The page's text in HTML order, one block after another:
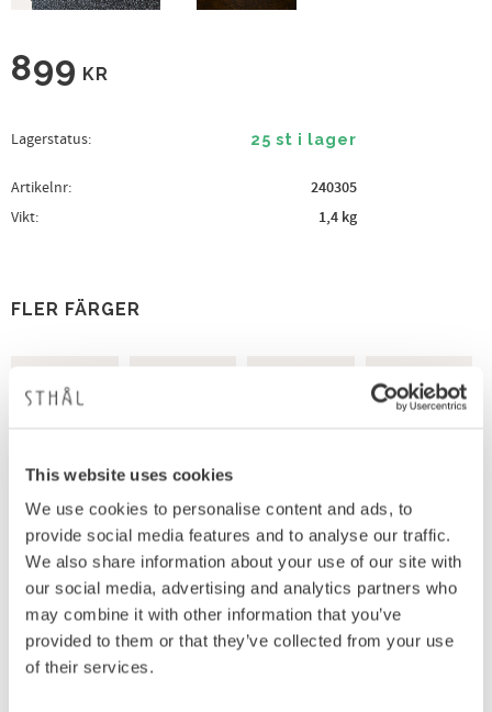
This website uses cookies
We use cookies to personalise content and ads, to
provide social media features and to analyse our traffic.
We also share information about your use of our site with
our social media, advertising and analytics partners who
may combine it with other information that you’ve
provided to them or that they’ve collected from your use
of their services.
899 KR
Lagerstatus 25 st i lager
Artikelnr
240305
Vikt
1,4 kg
FLER FÄRGER
Servering board/Serveringsbräda
Den vackra organiska formen ger ost- och
charkbricka och andra delikatesser en vacker
presentation. Elegant och hållbart och användbart
även för grönsaker och frukt. Serveringsbrädan är
lätt att hålla ren och fräsch, den är smakfull att
hänga på en krok i köket eller låta stå framme på